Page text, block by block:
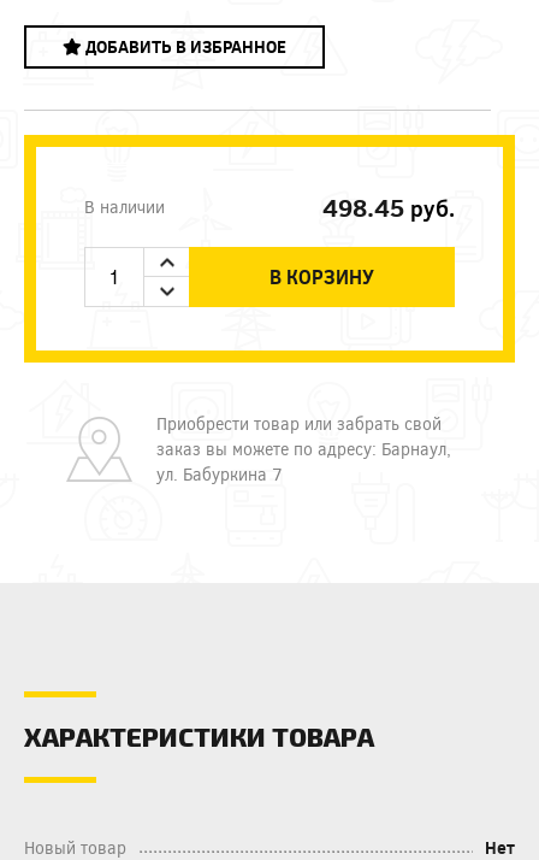
ДОБАВИТЬ В ИЗБРАННОЕ
В наличии 498.45 руб.
В КОРЗИНУ
Приобрести товар или забрать свой
заказ вы можете по адресу: Барнаул,
ул. Бабуркина 7
ХАРАКТЕРИСТИКИ ТОВАРА
Новый товар Нет